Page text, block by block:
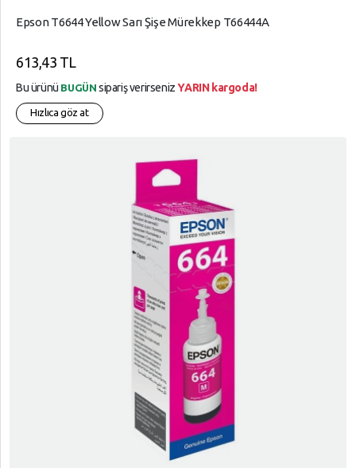
Epson T6644 Yellow Sarı Şişe Mürekkep T66444A
613,43 TL
Bu ürünü BUGÜN sipariş verirsenizYARIN kargoda!
Hızlıca göz at